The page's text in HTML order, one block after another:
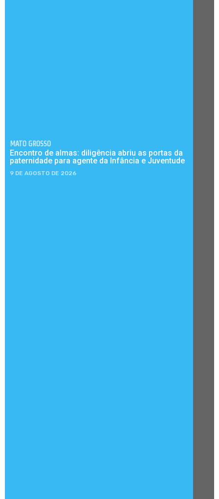
MATO GROSSO
Encontro de almas: diligência abriu as portas da
paternidade para agente da Infância e Juventude
9 DE AGOSTO DE 2026